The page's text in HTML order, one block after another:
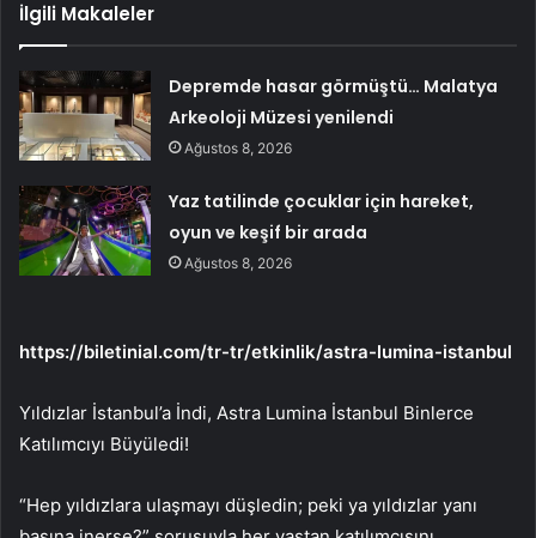
İlgili Makaleler
Depremde hasar görmüştü… Malatya
Arkeoloji Müzesi yenilendi
Ağustos 8, 2026
Yaz tatilinde çocuklar için hareket,
oyun ve keşif bir arada
Ağustos 8, 2026
https://biletinial.com/tr-tr/etkinlik/astra-lumina-istanbul
Yıldızlar İstanbul’a İndi, Astra Lumina İstanbul Binlerce
Katılımcıyı Büyüledi!
“Hep yıldızlara ulaşmayı düşledin; peki ya yıldızlar yanı